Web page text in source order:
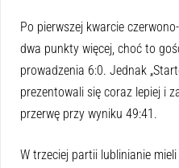
Po pierwszej kwarcie
dwa punkty więcej, choć to
prowadzenia 6:0. Jednak
prezentowali się coraz lepiej i
przerwę przy wyniku 49:41.
W trzeciej partii lublinianie